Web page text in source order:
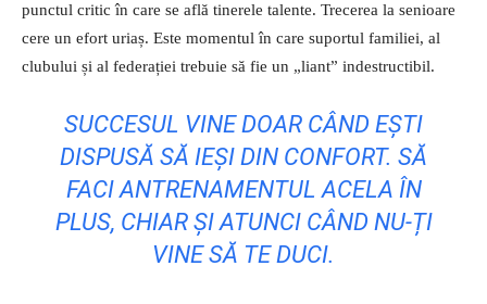
punctul critic în care se află tinerele talente. Trecerea la senioare
cere un efort uriaș. Este momentul în care suportul familiei, al
clubului și al federației trebuie să fie un „liant” indestructibil.
SUCCESUL VINE DOAR CÂND EȘTI
DISPUSĂ SĂ IEȘI DIN CONFORT. SĂ
FACI ANTRENAMENTUL ACELA ÎN
PLUS, CHIAR ȘI ATUNCI CÂND NU-ȚI
VINE SĂ TE DUCI.